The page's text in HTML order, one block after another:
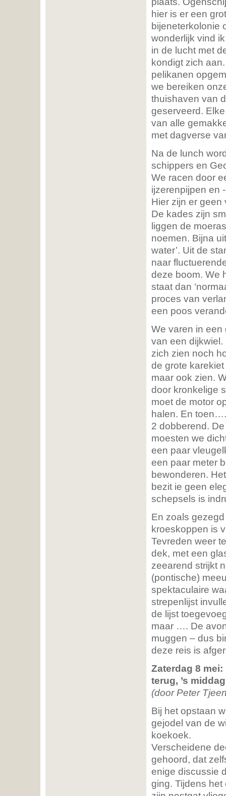
hier is er een
bijeneterkolonie
wonderlijk vind
in de lucht met
kondigt zich
pelikanen
we bereiken
thuishaven van
geserveerd.
van alle
met dagverse
Na de lunch
schippers en
We racen door
ijzerenpijpen en
Hier zijn er
De kades zijn
liggen de
noemen. Bijna
water’. Uit de
naar
deze boom. We
staat dan
proces van
een poos
We varen in een
van een
zich zien noch
de grote
maar ook zien.
door kronkelige
moet de motor
halen. En
2 dobberend.
moesten we
een paar
een paar meter
bewonderen.
bezit ie geen
schepsels is
En zoals gezegd
kroeskoppen is
Tevreden weer
dek, met een
zeearend strijkt
(pontische)
spektaculaire
strepenlijst
de lijst
maar …. De
muggen – dus
deze reis is
Zaterdag 8
terug, ’s
(door Peter
Bij het opstaan
gejodel van de
koekoek.
Verscheidene
gehoord, dat
enige discussie
ging. Tijdens